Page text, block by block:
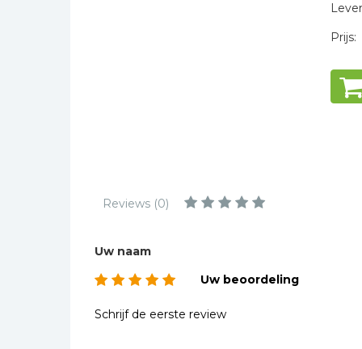
Toeristische kaarten en
Taalstudie
Wenskaarten
Prijs:
Reviews (0)
Uw naam
Uw beoordeling
Schrijf de eerste review